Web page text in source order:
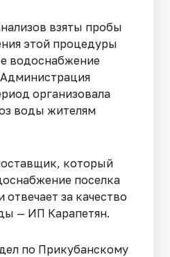
взяты пробы
этой процедуры
водоснабжение
организовала
воды жителям
который
поселка
за качество
— ИП Карапетян.
по Прикубанскому